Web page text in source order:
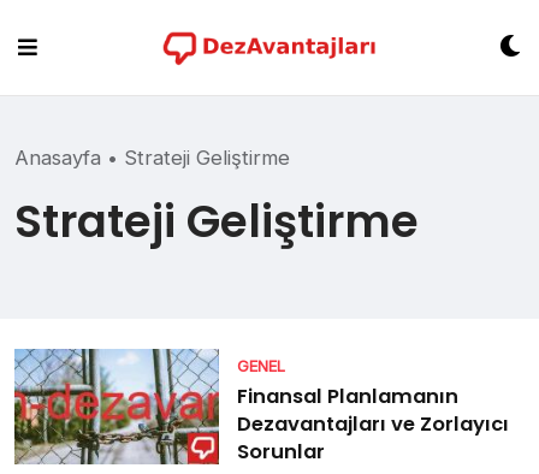
content
Anasayfa • Strateji Geliştirme
Strateji Geliştirme
GENEL
Finansal Planlamanın
Dezavantajları ve Zorlayıcı
Sorunlar